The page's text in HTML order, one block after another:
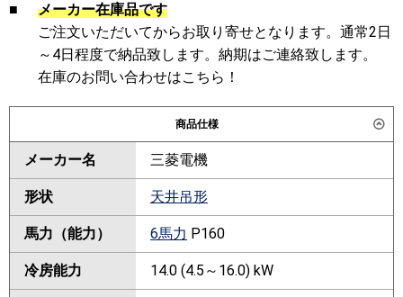
■
メーカー在庫品です
ご注文いただいてからお取り寄せとなります。通常2日
～4日程度で納品致します。納期はご連絡致します。
在庫のお問い合わせはこちら！
商品仕様
メーカー名 三菱電機
形状 天井吊形
馬力（能力） 6馬力 P160
冷房能力 14.0 (4.5～16.0) kW